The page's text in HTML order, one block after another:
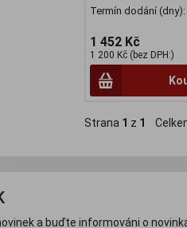
Termín dodání (dny):
1 452 Kč
1 200 Kč (bez DPH:)
Strana 1 z 1
a buďte informováni o